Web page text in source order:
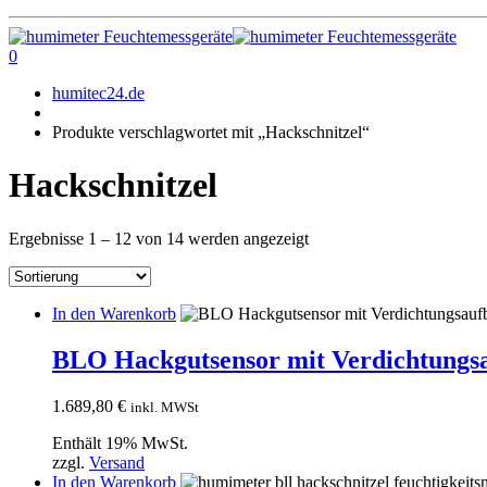
0
humitec24.de
Produkte verschlagwortet mit „Hackschnitzel“
Hackschnitzel
Ergebnisse 1 – 12 von 14 werden angezeigt
In den Warenkorb
BLO Hackgutsensor mit
1.689,80 € inkl. MWSt
Enthält 19% MwSt.
zzgl. Versand
In den Warenkorb